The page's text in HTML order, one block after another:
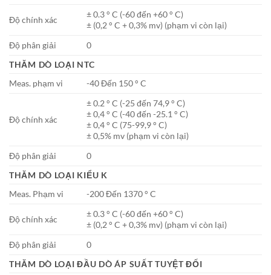
Độ chính xác
± 0.3 ° C (-60 đến +60 ° C)
± (0,2 ° C + 0,3% mv) (phạm vi còn lại)
Độ phân giải
0
THĂM DÒ LOẠI NTC
Meas. phạm vi
-40 Đến 150 ° C
Độ chính xác
± 0.2 ° C (-25 đến 74,9 ° C)
± 0,4 ° C (-40 đến -25.1 ° C)
± 0,4 ° C (75-99,9 ° C)
± 0,5% mv (phạm vi còn lại)
Độ phân giải
0
THĂM DÒ LOẠI KIỂU K
Meas. Phạm vi
-200 Đến 1370 ° C
Độ chính xác
± 0.3 ° C (-60 đến +60 ° C)
± (0,2 ° C + 0,3% mv) (phạm vi còn lại)
Độ phân giải
0
THĂM DÒ LOẠI ĐẦU DÒ ÁP SUẤT TUYỆT ĐỐI